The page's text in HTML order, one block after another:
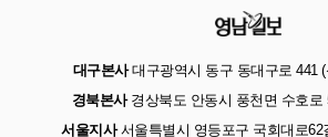
대구본사대구광역시 동구 동대구로 441 (
경북본사경상북도 안동시 풍천면 수호로
서울지사서울특별시 영등포구 국회대로62